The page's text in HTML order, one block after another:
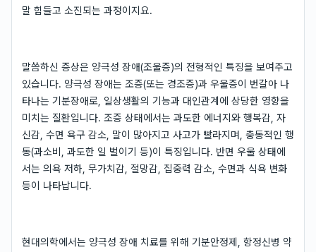
말 힘들고 소진되는 과정이지요.
말씀하신 증상은 양극성 장애(조울증)의 전형적인 특징을 보여주고
있습니다. 양극성 장애는 조증(또는 경조증)과 우울증이 번갈아 나
타나는 기분장애로, 일상생활의 기능과 대인관계에 상당한 영향을
미치는 질환입니다. 조증 상태에서는 과도한 에너지와 행복감, 자
신감, 수면 욕구 감소, 말이 많아지고 사고가 빨라지며, 충동적인 행
동(과소비, 과도한 일 벌이기 등)이 특징입니다. 반면 우울 상태에
서는 의욕 저하, 무가치감, 절망감, 집중력 감소, 수면과 식욕 변화
등이 나타납니다.
현대의학에서는 양극성 장애 치료를 위해 기분안정제, 항정신병 약